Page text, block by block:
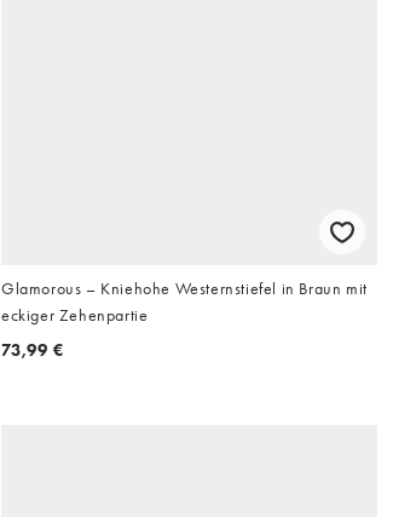
Glamorous – Kniehohe Westernstiefel in Braun mit
eckiger Zehenpartie
73,99 €